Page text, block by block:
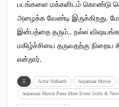
படங்களை மக்களிடம் கொண்டு
அழைக்க வேண்டி இருக்கிறது.
இன்பத்தை தரும்.. நல்ல
மகிழ்ச்சியை தருவதற்கு நிறைய
என்றார்.
Actor Vidharth Anjamaai Movie
Anjamaai Movie Press Meet Event Stills &